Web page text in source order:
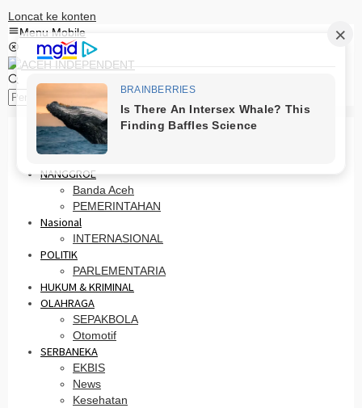
Loncat ke konten
Menu Mobile
HOME
PRO OTONOMI
NANGGROE
Banda Aceh
PEMERINTAHAN
Nasional
INTERNASIONAL
POLITIK
PARLEMENTARIA
HUKUM & KRIMINAL
OLAHRAGA
SEPAKBOLA
Otomotif
SERBANEKA
EKBIS
News
Kesehatan